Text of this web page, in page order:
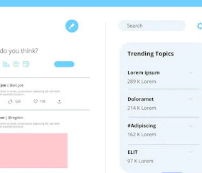
Spaces
Assistente de IA
Gerador de
imagens
Gerador de vídeos
Documentação
Atendimento
Termos e
condições
Política de
privacidade